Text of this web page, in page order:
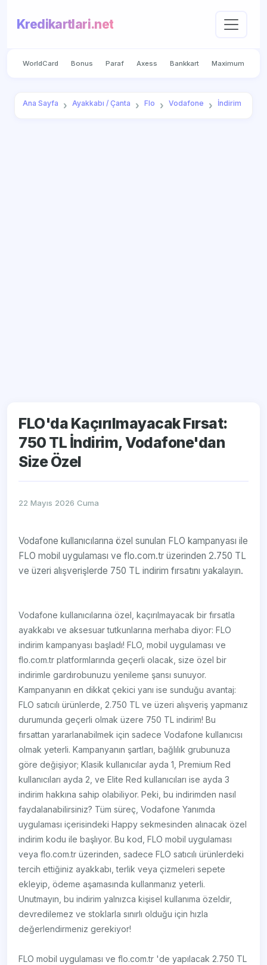
Kredikartlari.net
WorldCard Bonus Paraf Axess Bankkart Maximum
Ana Sayfa Ayakkabı / Çanta Flo Vodafone İndirim
FLO'da Kaçırılmayacak Fırsat:
750 TL İndirim, Vodafone'dan
Size Özel
22 Mayıs 2026 Cuma
Vodafone kullanıcılarına özel sunulan FLO kampanyası ile
FLO mobil uygulaması ve flo.com.tr üzerinden 2.750 TL
ve üzeri alışverişlerde 750 TL indirim fırsatını yakalayın.
Vodafone kullanıcılarına özel, kaçırılmayacak bir fırsatla
ayakkabı ve aksesuar tutkunlarına merhaba diyor: FLO
indirim kampanyası başladı! FLO, mobil uygulaması ve
flo.com.tr platformlarında geçerli olacak, size özel bir
indirimle gardırobunuzu yenileme şansı sunuyor.
Kampanyanın en dikkat çekici yanı ise sunduğu avantaj:
FLO satıcılı ürünlerde, 2.750 TL ve üzeri alışveriş yapmanız
durumunda geçerli olmak üzere 750 TL indirim! Bu
fırsattan yararlanabilmek için sadece Vodafone kullanıcısı
olmak yeterli. Kampanyanın şartları, bağlılık grubunuza
göre değişiyor; Klasik kullanıcılar ayda 1, Premium Red
kullanıcıları ayda 2, ve Elite Red kullanıcıları ise ayda 3
indirim hakkına sahip olabiliyor. Peki, bu indirimden nasıl
faydalanabilirsiniz? Tüm süreç, Vodafone Yanımda
uygulaması içerisindeki Happy sekmesinden alınacak özel
indirim kodu ile başlıyor. Bu kod, FLO mobil uygulaması
veya flo.com.tr üzerinden, sadece FLO satıcılı ürünlerdeki
tercih ettiğiniz ayakkabı, terlik veya çizmeleri sepete
ekleyip, ödeme aşamasında kullanmanız yeterli.
Unutmayın, bu indirim yalnızca kişisel kullanıma özeldir,
devredilemez ve stoklarla sınırlı olduğu için hızla
değerlendirmeniz gerekiyor!
FLO mobil uygulaması ve flo.com.tr 'de yapılacak 2.750 TL